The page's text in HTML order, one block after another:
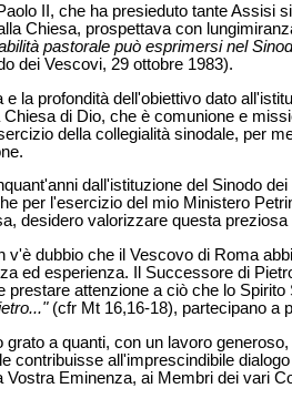
II, che ha presieduto tante
Chiesa, prospettava con
pastorale può esprimersi nel
dei Vescovi, 29 ottobre 1983).
e la profondità dell'obiettivo dato
Chiesa di Dio, che è comunione e
della collegialità sinodale, per
dall'istituzione del Sinodo
per l'esercizio del mio Ministero
desidero valorizzare questa
v'è dubbio che il Vescovo di Roma
ed esperienza. Il Successore di
prestare attenzione a ciò che lo
(cfr Mt 16,16-18), partecipano a
grato a quanti, con un lavoro
contribuisse all'imprescindibile
Vostra Eminenza, ai Membri dei vari